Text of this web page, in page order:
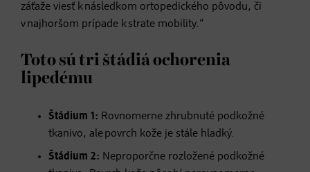
záťaže viesť k následkom ortopedického pôvodu, či
v najhoršom prípade k strate mobility.“
Toto sú tri štádiá ochorenia
lipedému
Štádium 1: Rovnomerne zhrubnuté podkožné
tkanivo, ale povrch kože je stále hladký.
​Štádium 2: Neproporčne rozložené podkožné